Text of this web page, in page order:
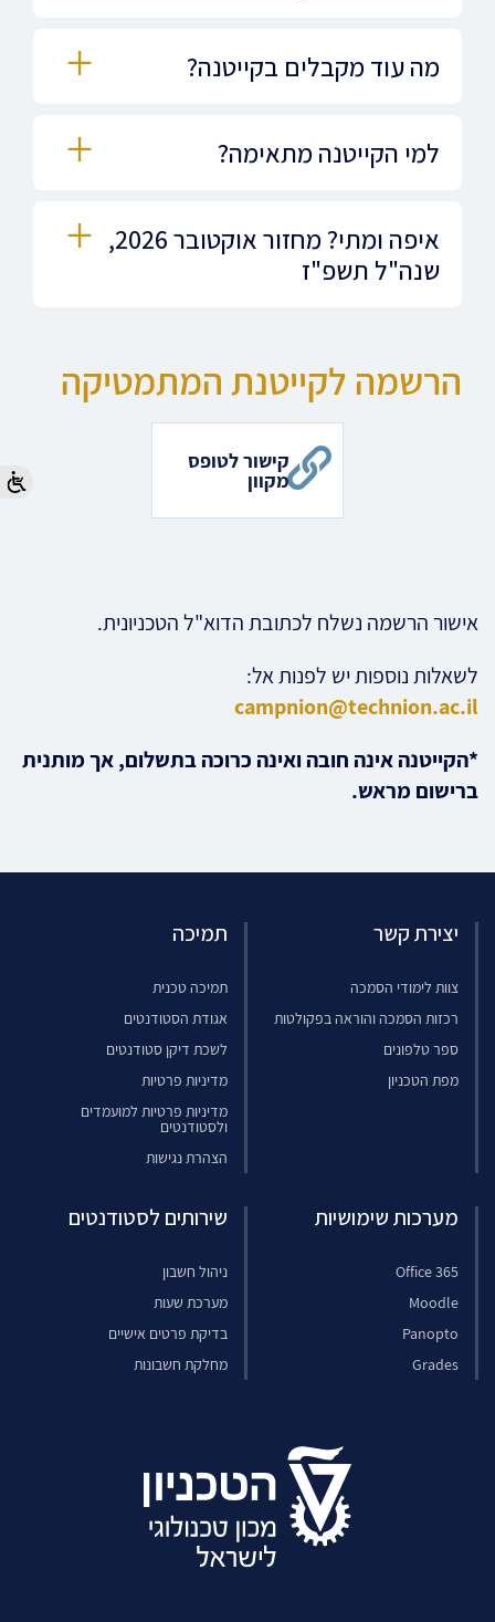
מה עוד מקבלים בקייטנה?
למי הקייטנה מתאימה?
איפה ומתי? מחזור אוקטובר 2026,
שנה"ל תשפ"ז
הרשמה לקייטנת המתמטיקה
קישור לטופס
מקוון
אישור הרשמה נשלח לכתובת הדוא"ל הטכניונית.
לשאלות נוספות יש לפנות אל:
campnion@technion.ac.il
*הקייטנה אינה חובה ואינה כרוכה בתשלום, אך מותנית
ברישום מראש.
יצירת קשר
צוות לימודי הסמכה
רכזות הסמכה והוראה בפקולטות
ספר טלפונים
מפת הטכניון
תמיכה
תמיכה טכנית
אגודת הסטודנטים
לשכת דיקן סטודנטים
מדיניות פרטיות
מדיניות פרטיות למועמדים
ולסטודנטים
הצהרת נגישות
מערכות שימושיות
Office 365
Moodle
Panopto
Grades
שירותים לסטודנטים
ניהול חשבון
מערכת שעות
בדיקת פרטים אישיים
מחלקת חשבונות